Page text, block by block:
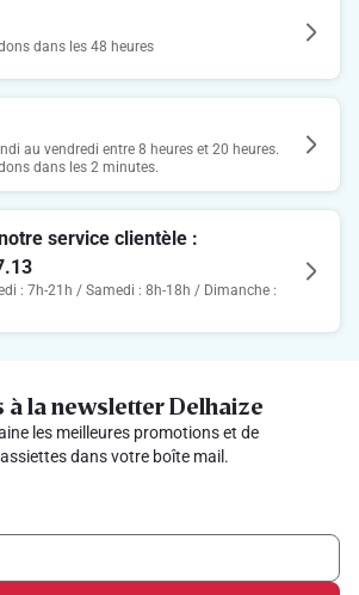
dans les 48 heures
au vendredi entre 8 heures et 20 heures.
dans les 2 minutes.
service clientèle :
: 7h-21h / Samedi : 8h-18h / Dimanche :
la newsletter Delhaize
les meilleures promotions et de
dans votre boîte mail.